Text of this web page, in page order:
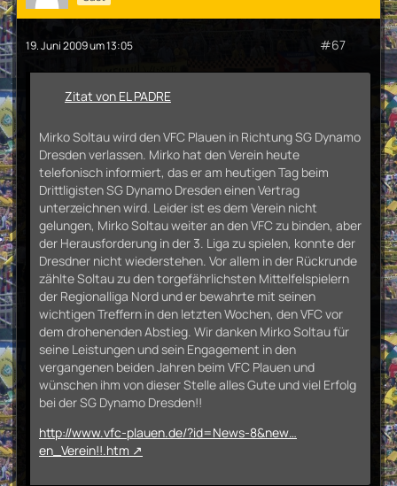
19. Juni 2009 um 13:05 #67
Zitat von EL PADRE
Mirko Soltau wird den VFC Plauen in Richtung SG Dynamo
Dresden verlassen. Mirko hat den Verein heute
telefonisch informiert, das er am heutigen Tag beim
Drittligisten SG Dynamo Dresden einen Vertrag
unterzeichnen wird. Leider ist es dem Verein nicht
gelungen, Mirko Soltau weiter an den VFC zu binden, aber
der Herausforderung in der 3. Liga zu spielen, konnte der
Dresdner nicht wiederstehen. Vor allem in der Rückrunde
zählte Soltau zu den torgefährlichsten Mittelfelspielern
der Regionalliga Nord und er bewahrte mit seinen
wichtigen Treffern in den letzten Wochen, den VFC vor
dem drohenenden Abstieg. Wir danken Mirko Soltau für
seine Leistungen und sein Engagement in den
vergangenen beiden Jahren beim VFC Plauen und
wünschen ihm von dieser Stelle alles Gute und viel Erfolg
bei der SG Dynamo Dresden!!
http://www.vfc-plauen.de/?id=News-8&new…
en_Verein!!.htm